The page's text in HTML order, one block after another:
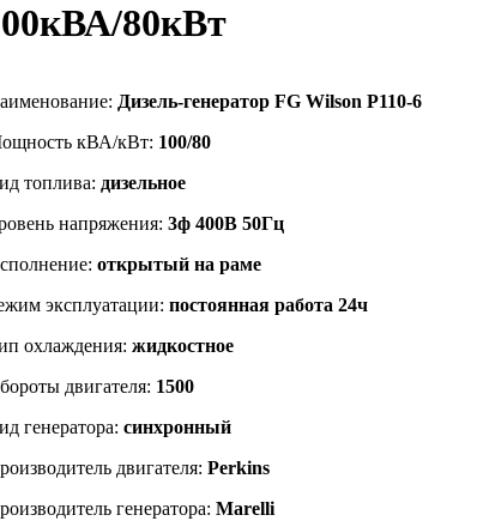
80кВт
: Дизель-генератор FG Wilson P110-6
кВА/кВт: 100/80
топлива: дизельное
напряжения:3ф 400В 50Гц
открытый на раме
эксплуатации:постоянная работа 24ч
охлаждения:жидкостное
двигателя: 1500
генератора:синхронный
двигателя:Perkins
генератора:Marelli